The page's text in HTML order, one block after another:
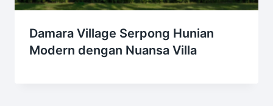
Damara Village Serpong Hunian
Modern dengan Nuansa Villa